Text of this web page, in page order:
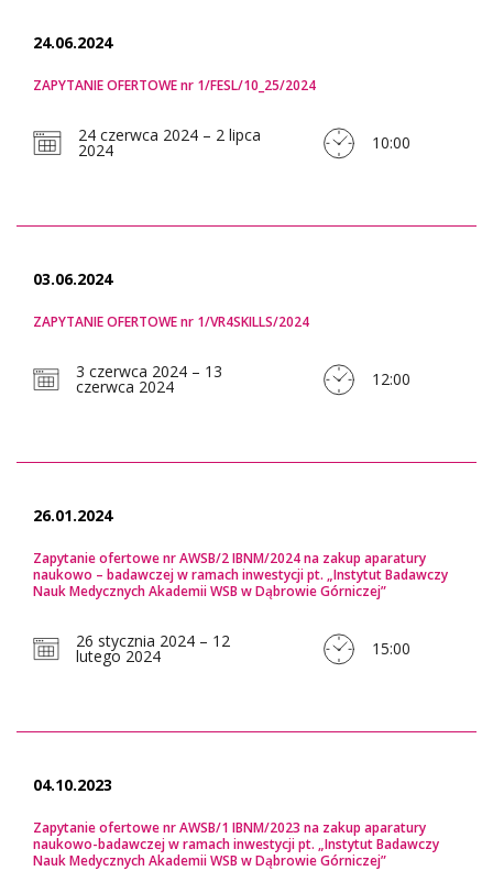
24.06.2024
ZAPYTANIE OFERTOWE nr 1/FESL/10_25/2024
24 czerwca 2024 – 2 lipca
2024 10:00
03.06.2024
ZAPYTANIE OFERTOWE nr 1/VR4SKILLS/2024
3 czerwca 2024 – 13
czerwca 2024 12:00
26.01.2024
Zapytanie ofertowe nr AWSB/2 IBNM/2024 na zakup aparatury
naukowo – badawczej w ramach inwestycji pt. „Instytut Badawczy
Nauk Medycznych Akademii WSB w Dąbrowie Górniczej”
26 stycznia 2024 – 12
lutego 2024 15:00
04.10.2023
Zapytanie ofertowe nr AWSB/1 IBNM/2023 na zakup aparatury
naukowo-badawczej w ramach inwestycji pt. „Instytut Badawczy
Nauk Medycznych Akademii WSB w Dąbrowie Górniczej”